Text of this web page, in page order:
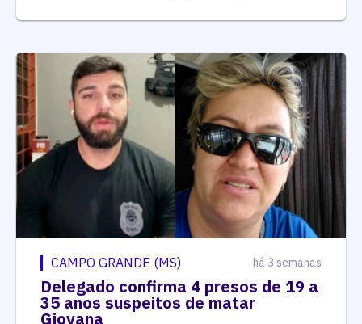
CAMPO GRANDE (MS) há 3 semanas
Delegado confirma 4 presos de 19 a
35 anos suspeitos de matar
Giovana